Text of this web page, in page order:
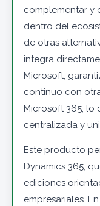
complementar y
dentro del
de otras
integra
Microsoft,
continuo con
Microsoft 365, lo
centralizada y
Este producto
Dynamics 365,
ediciones
empresariales.